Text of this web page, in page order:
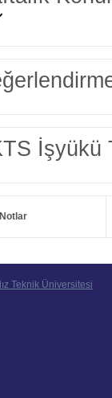
İşyükü
Teknik Üniversitesi